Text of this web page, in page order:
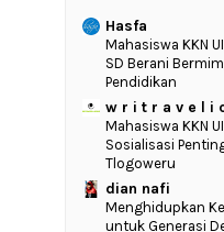
Hasfa
Mahasiswa KKN
SD Berani
Pendidikan
w r i t r a v e l i
Mahasiswa KKN
Sosialisasi
Tlogoweru
dian nafi
Menghidupkan
untuk Generasi